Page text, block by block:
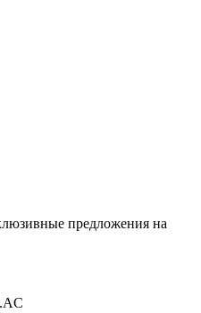
предложения на